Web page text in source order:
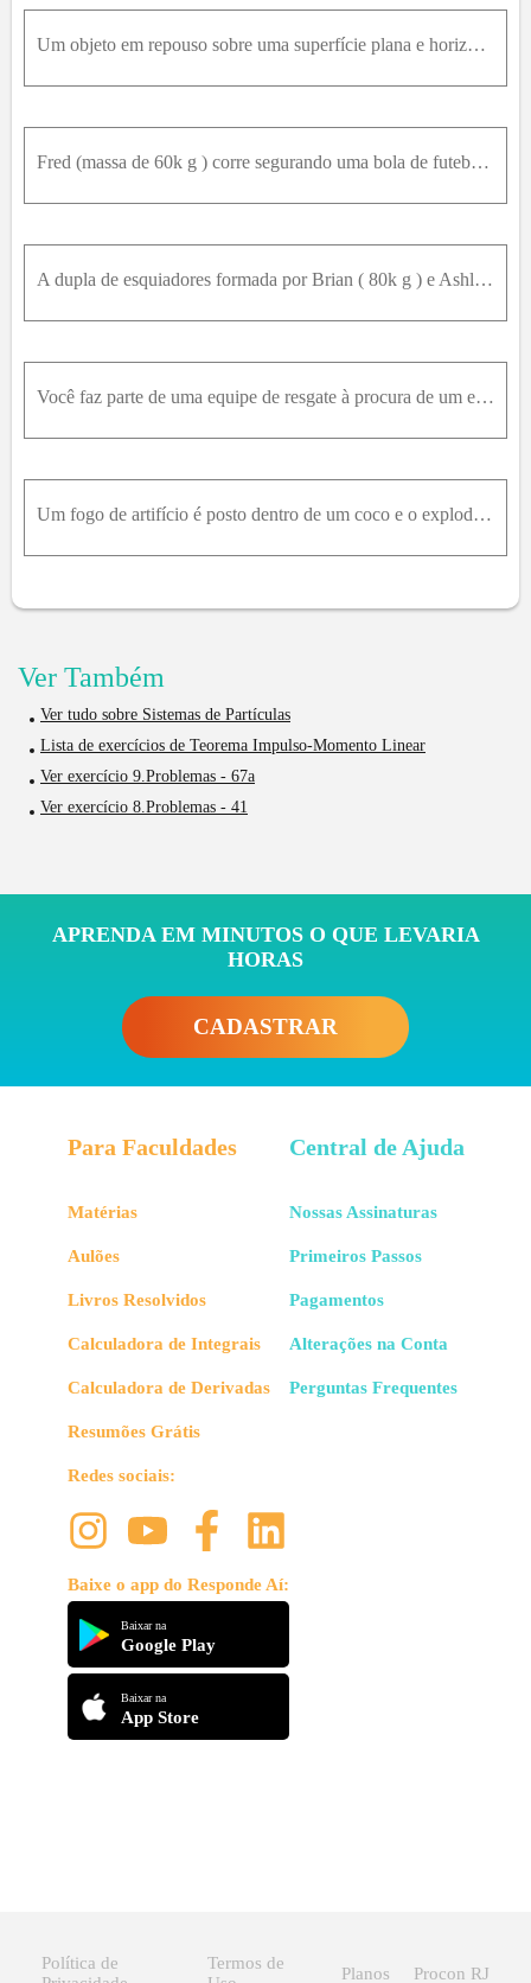
Um objeto em repouso sobre uma superfície plana e horizontal explode dividindo-se em três fragmentos, um deles com massa sete vezes maior que a do outro. O fragmento mais pesado desliza por 8,2m até p
Fred (massa de 60k g ) corre segurando uma bola de futebol americano a 6,0m / s quando é abalroado frontalmente por Brutus (massa de 120k g ), que se move a 4,0m / s . Brutus agarra Fred com força e a
A dupla de esquiadores formada por Brian ( 80k g ) e Ashley ( 50k g ) sempre é assistida com prazer por uma multidão. Rotineiramente, Brian, usando esquis de madeira, parte do topo de uma rampa com 20
Você faz parte de uma equipe de resgate à procura de um explorador perdido. Você acaba de encontrar o explorador desaparecido, mas está separado dele por uma garganta de 200m de altura com um rio de 3
Um fogo de artifício é posto dentro de um coco e o explode em três pedaços. Dois deles são de mesma massa e saem para o sul e o oeste, perpendicularmente um ao outro, a 20m / s . O terceiro pedaço tem
Ver Também
Ver tudo sobre Sistemas de Partículas
Lista de exercícios de Teorema Impulso-Momento Linear
Ver exercício 9.Problemas - 67a
Ver exercício 8.Problemas - 41
APRENDA EM MINUTOS O QUE LEVARIA
HORAS
CADASTRAR
Para Faculdades
Matérias
Aulões
Livros Resolvidos
Calculadora de Integrais
Calculadora de Derivadas
Resumões Grátis
Redes sociais:
Baixe o app do Responde Aí:
Baixar na
Google Play
Baixar na
App Store
Central de Ajuda
Nossas Assinaturas
Primeiros Passos
Pagamentos
Alterações na Conta
Perguntas Frequentes
Política de
Termos de
Planos Procon RJ